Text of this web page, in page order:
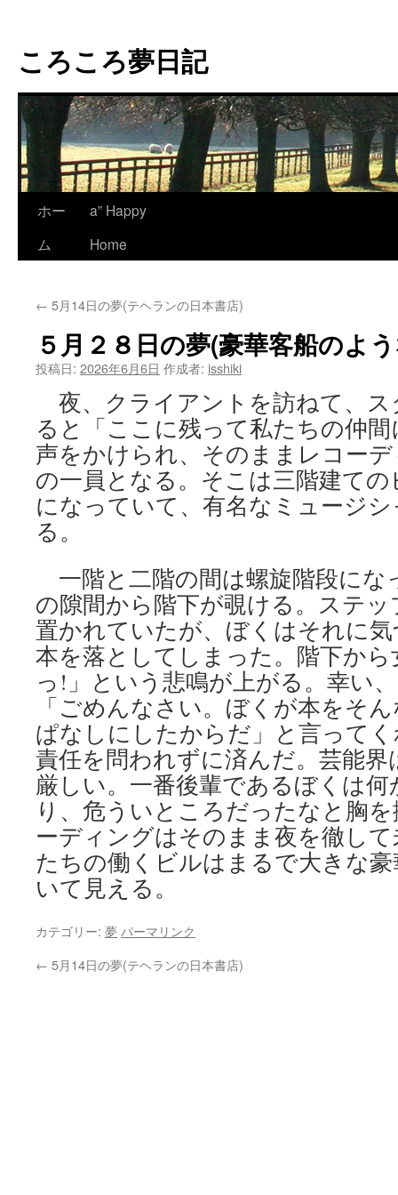
テ
ン
へ
ス
キ
ッ
プ
ころころ夢日記
ホー
ム
a” Happy
Home
← 5月14日の夢(テヘランの日本書店)
５月２８日の夢(豪華客船のよ
投稿日: 2026年6月6日 作成者: isshiki
夜、クライアントを訪ねて、
ると「ここに残って私たちの仲
声をかけられ、そのままレコー
の一員となる。そこは三階建て
になっていて、有名なミュージ
る。
一階と二階の間は螺旋階段にな
の隙間から階下が覗ける。ステ
置かれていたが、ぼくはそれに
本を落としてしまった。階下か
っ!」という悲鳴が上がる。幸い
「ごめんなさい。ぼくが本をそ
ぱなしにしたからだ」と言って
責任を問われずに済んだ。芸能界
厳しい。一番後輩であるぼくは
り、危ういところだったなと胸
ーディングはそのまま夜を徹し
たちの働くビルはまるで大きな
いて見える。
カテゴリー: 夢 パーマリンク
← 5月14日の夢(テヘランの日本書店)